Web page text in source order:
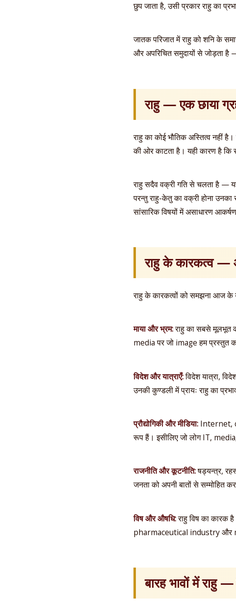
छुप जाता है, उसी प्रकार राहु का
जातक परिजात में राहु को शनि के
और अपरिचित समुदायों से
राहु — एक छाया
राहु का कोई भौतिक अस्तित्व नहीं
की ओर काटता है। यही कारण है कि
राहु सदैव वक्री गति से चलता है —
परन्तु राहु-केतु का वक्री होना
सांसारिक विषयों में असाधारण
राहु के कारकत्व —
राहु के कारकत्वों को समझना आज के
माया और भ्रम:राहु का सबसे मूलभूत
media पर जो image हम प्रस्तुत
विदेश और यात्राएँ:विदेश यात्रा,
उनकी कुण्डली में प्रायः राहु का
प्रौद्योगिकी और मीडिया: Internet,
रूप हैं। इसीलिए जो लोग IT,
राजनीति और कूटनीति:षड्यन्त्र,
जनता को अपनी बातों से सम्मोहित
विष और औषधि:राहु विष का कारक
pharmaceutical industry और
बारह भावों में राहु